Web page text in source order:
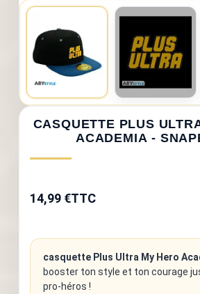
CASQUETTE PLUS
ACADEMIA -
14,99 €TTC
casquette Plus Ultra My Hero
booster ton style et ton courage
pro-héros !